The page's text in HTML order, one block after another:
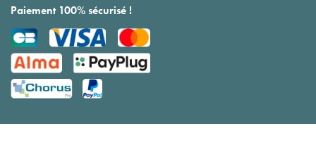
Paiement 100% sécurisé !